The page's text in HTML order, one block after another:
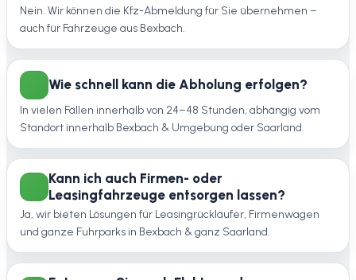
Nein. Wir können die Kfz-Abmeldung für Sie übernehmen –
auch für Fahrzeuge aus Bexbach.
Wie schnell kann die Abholung erfolgen?
In vielen Fällen innerhalb von 24–48 Stunden, abhängig vom
Standort innerhalb Bexbach & Umgebung oder Saarland.
Kann ich auch Firmen- oder
Leasingfahrzeuge entsorgen lassen?
Ja, wir bieten Lösungen für Leasingrückläufer, Firmenwagen
und ganze Fuhrparks in Bexbach & ganz Saarland.